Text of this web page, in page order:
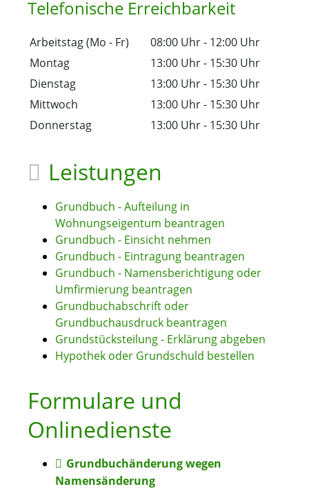
Telefonische Erreichbarkeit
Arbeitstag (Mo - Fr) 08:00 Uhr- 12:00 Uhr
Montag
13:00 Uhr- 15:30 Uhr
Dienstag
13:00 Uhr- 15:30 Uhr
Mittwoch
13:00 Uhr- 15:30 Uhr
Donnerstag
13:00 Uhr- 15:30 Uhr
Leistungen
Grundbuch - Aufteilung in
Wohnungseigentum beantragen
Grundbuch - Einsicht nehmen
Grundbuch - Eintragung beantragen
Grundbuch - Namensberichtigung oder
Umfirmierung beantragen
Grundbuchabschrift oder
Grundbuchausdruck beantragen
Grundstücksteilung - Erklärung abgeben
Hypothek oder Grundschuld bestellen
Formulare und
Onlinedienste
Grundbuchänderung wegen
Namensänderung